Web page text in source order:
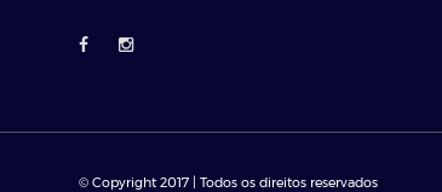
© Copyright 2017 | Todos os direitos reservados